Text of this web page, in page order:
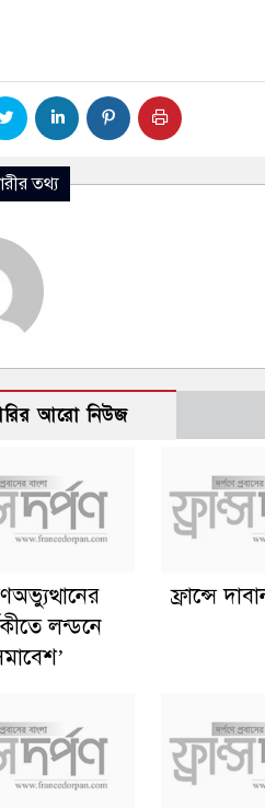
তথ্য
আরো নিউজ
লন্ডনে
ফ্রান্সে